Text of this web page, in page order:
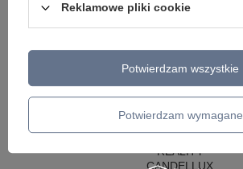
GIRLANDY OGRODOWE
PRODUCENCI
MAYTONI
ARGON
REALITY
CANDELLUX
Reklamowe pliki cookie
Potwierdzam wymagane
Potwierdzam wszystkie